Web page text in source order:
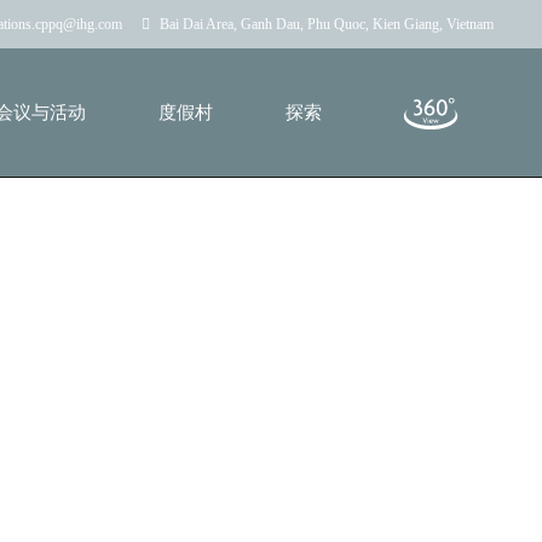
Bai Dai Area, Ganh Dau, Phu Quoc, Kien Giang, Vietnam
议与活动 度假村 探索